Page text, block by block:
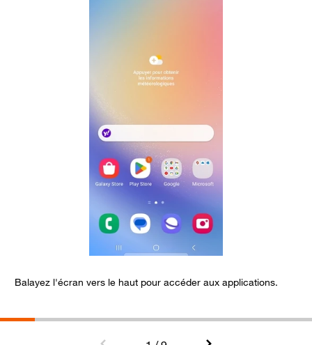
Balayez l'écran vers le haut pour accéder aux applications.